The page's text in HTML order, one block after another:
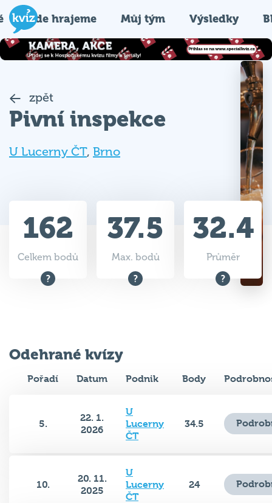
Kde hrajeme Můj tým Výsledky
zpět
Pivní inspekce
U Lucerny ČT, Brno
162
Celkem bodů
37.5
Max. bodů
32.4
Průměr
Odehrané kvízy
Pořadí Datum Podnik Body
5.
22. 1.
2026
U
Lucerny
ČT
34.5
10.
20. 11.
2025
U
Lucerny
ČT
24